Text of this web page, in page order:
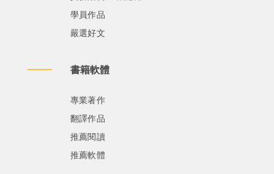
學員作品
嚴選好文
書籍軟體
專業著作
翻譯作品
推薦閱讀
推薦軟體